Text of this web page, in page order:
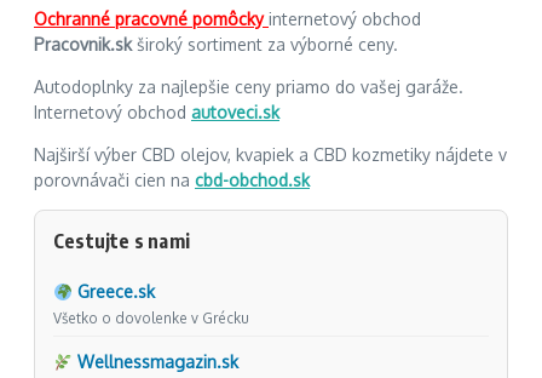
Ochranné pracovné pomôckyinternetový obchod
Pracovnik.skširoký sortiment za výborné ceny.
Autodoplnky za najlepšie ceny priamo do vašej garáže.
Internetový obchod autoveci.sk
Najširší výber CBD olejov, kvapiek a CBD kozmetiky nájdete v
porovnávači cien na cbd-obchod.sk
Cestujte s nami
Greece.sk
Všetko o dovolenke v Grécku
Wellnessmagazin.sk